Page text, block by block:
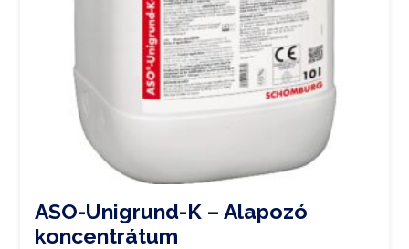
ASO-Unigrund-K – Alapozó
koncentrátum